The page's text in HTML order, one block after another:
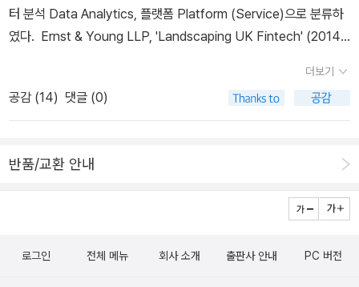
터 분석 Data Analytics, 플랫폼 Platform (Service)으로 분류하
였다. Ernst & Young LLP, 'Landscaping UK Fintech' (2014.
loads/attachment_data/file/341336/Landscaping_UK_Fint
ech.pdf Mehmet Basaran, 'Fintech: The UK’s unique envir
onment for growth' (2015. 9. 4.) https://www.slideshare.ne
or-growth Ernst & Young LLP, 'UK FinTech: On the cutting
016. 2. 24.) https://www.gov.uk/government/publications/
이들 분야에서 어떻게 ABCD(인공지능 AI, 블록체인 Blockchain,
더보기
공감 (14) 댓글 (0)
반품/교환 안내
로그인 전체 메뉴 회사 소개 출판사 안내 PC 버전